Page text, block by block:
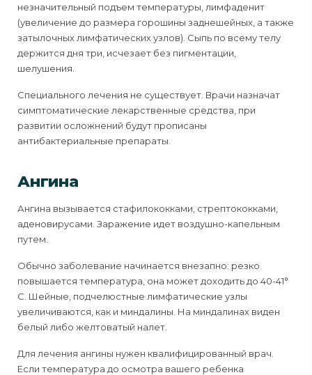
незначительный подъем температуры, лимфаденит
(увеличение до размера горошины заднешейных, а также
затылочных лимфатических узлов). Сыпь по всему телу
держится дня три, исчезает без пигментации,
шелушения.
Специального лечения не существует. Врачи назначат
симптоматические лекарственные средства, при
развитии осложнений будут прописаны
антибактериальные препараты.
Ангина
Ангина вызывается стафилококками, стрептококками,
аденовирусами. Заражение идет воздушно-капельным
путем.
Обычно заболевание начинается внезапно: резко
повышается температура, она может доходить до 40-41°
С. Шейные, подчелюстные лимфатические узлы
увеличиваются, как и миндалины. На миндалинах виден
белый либо желтоватый налет.
Для лечения ангины нужен квалифицированный врач.
Если температура до осмотра вашего ребенка